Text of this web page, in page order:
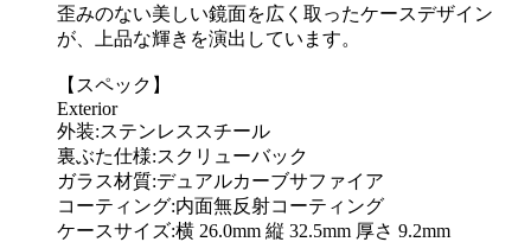
歪みのない美しい鏡面を広く取ったケースデザイン
が、上品な輝きを演出しています。
【スペック】
Exterior
外装:ステンレススチール
裏ぶた仕様:スクリューバック
ガラス材質:デュアルカーブサファイア
コーティング:内面無反射コーティング
ケースサイズ:横 26.0mm 縦 32.5mm 厚さ 9.2mm